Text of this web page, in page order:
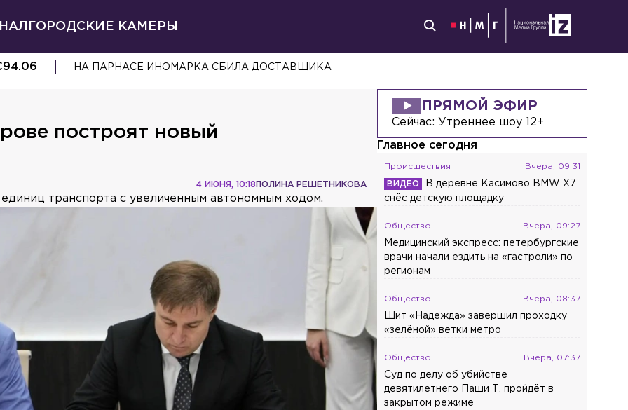
ГОРОДСКИЕ КАМЕРЫ
94.06 НА ПАРНАСЕ ИНОМАРКА СБИЛА ДОСТАВЩИКА
построят новый
ПОЛИНА РЕШЕТНИКОВА
4 ИЮНЯ, 10:18
транспорта с увеличенным автономным ходом.
ПРЯМОЙ ЭФИР
Сейчас: Утреннее шоу 12+
Главное сегодня
Происшествия Вчера, 09:31
В деревне Касимово BMW X7
снёс детскую площадку
Общество Вчера, 09:27
Медицинский экспресс: петербургские
врачи начали ездить на «гастроли» по
регионам
Общество Вчера, 08:37
Щит «Надежда» завершил проходку
«зелёной» ветки метро
Общество Вчера, 07:37
Суд по делу об убийстве
девятилетнего Паши Т. пройдёт в
закрытом режиме